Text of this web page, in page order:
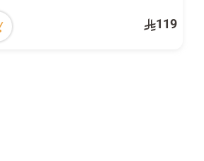
4 مشاهدة مؤخراً
119